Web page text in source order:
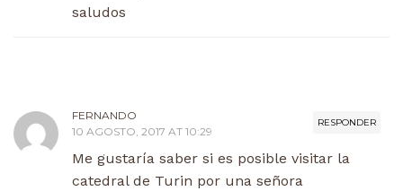
saludos
RESPONDER
FERNANDO
10 AGOSTO, 2017 AT 10:29
Me gustaría saber si es posible visitar la
catedral de Turin por una señora